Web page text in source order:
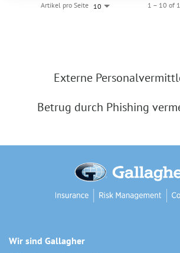
Artikel pro Seite 10 1 – 10 of
Externe
Betrug durch Phishing
Wir sind Gallagher